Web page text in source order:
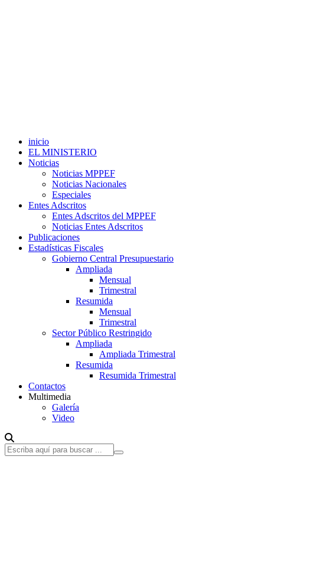
inicio
EL MINISTERIO
Noticias
Noticias MPPEF
Noticias Nacionales
Especiales
Entes Adscritos
Entes Adscritos del MPPEF
Noticias Entes Adscritos
Publicaciones
Estadísticas Fiscales
Gobierno Central Presupuestario
Ampliada
Mensual
Trimestral
Resumida
Mensual
Trimestral
Sector Público Restringido
Ampliada
Ampliada Trimestral
Resumida
Resumida Trimestral
Contactos
Multimedia
Galería
Video